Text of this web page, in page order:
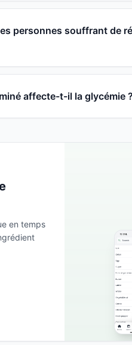
personnes souffrant de
affecte-t-il la glycémie
en temps